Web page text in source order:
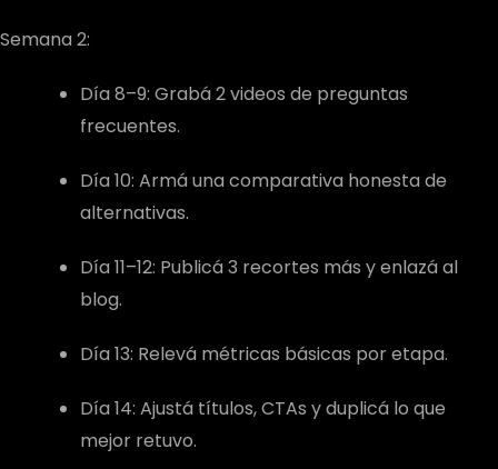
Semana 2:
Día 8–9: Grabá 2 videos de preguntas
frecuentes.
Día 10: Armá una comparativa honesta de
alternativas.
Día 11–12: Publicá 3 recortes más y enlazá al
blog.
Día 13: Relevá métricas básicas por etapa.
Día 14: Ajustá títulos, CTAs y duplicá lo que
mejor retuvo.